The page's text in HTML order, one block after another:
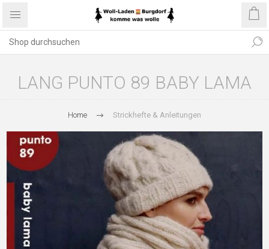
LANG PUNTO 89 BABY LAMA
Home Strickhefte & Anleitungen